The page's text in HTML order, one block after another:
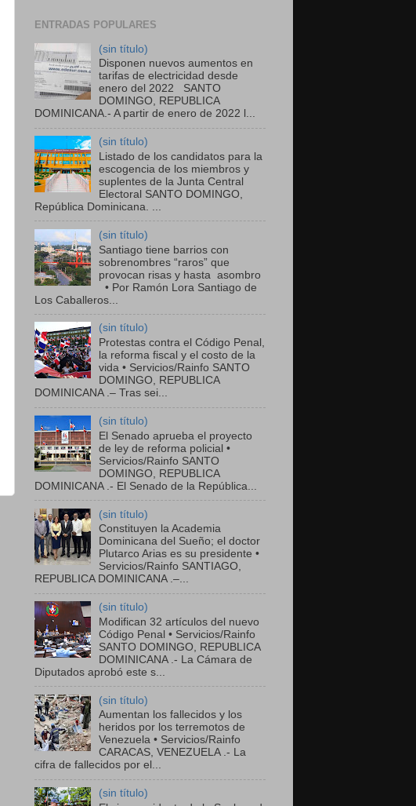
ENTRADAS POPULARES
(sin título)
Disponen nuevos aumentos en
tarifas de electricidad desde
enero del 2022 SANTO
DOMINGO, REPUBLICA
DOMINICANA.- A partir de enero de 2022 l...
(sin título)
Listado de los candidatos para la
escogencia de los miembros y
suplentes de la Junta Central
Electoral SANTO DOMINGO,
República Dominicana. ...
(sin título)
Santiago tiene barrios con
sobrenombres “raros” que
provocan risas y hasta asombro
• Por Ramón Lora Santiago de
Los Caballeros...
(sin título)
Protestas contra el Código Penal,
la reforma fiscal y el costo de la
vida • Servicios/Rainfo SANTO
DOMINGO, REPUBLICA
DOMINICANA .– Tras sei...
(sin título)
El Senado aprueba el proyecto
de ley de reforma policial •
Servicios/Rainfo SANTO
DOMINGO, REPUBLICA
DOMINICANA .- El Senado de la República...
(sin título)
Constituyen la Academia
Dominicana del Sueño; el doctor
Plutarco Arias es su presidente •
Servicios/Rainfo SANTIAGO,
REPUBLICA DOMINICANA .–...
(sin título)
Modifican 32 artículos del nuevo
Código Penal • Servicios/Rainfo
SANTO DOMINGO, REPUBLICA
DOMINICANA .- La Cámara de
Diputados aprobó este s...
(sin título)
Aumentan los fallecidos y los
heridos por los terremotos de
Venezuela • Servicios/Rainfo
CARACAS, VENEZUELA .- La
cifra de fallecidos por el...
(sin título)